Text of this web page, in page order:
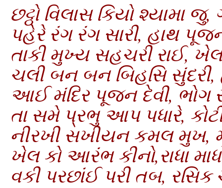
છટ્ઠો વિલાસ કિયો શ્યામા
પહેરે રંગ રંગ સારી, હાથ
તાકી મુખ્ય સહચરી રાઈ,
ચલી બન બન બિહસિ
આઈ મંદિર પૂજન દેવી, ભોગ
તા સમે પ્રભુ આપ પધારે,
નીરખી સખીયન કમલ મુખ,
ખેલ કો આરંભ કીનો,રાધા
વકી પરછાંઈ પરી તબ,